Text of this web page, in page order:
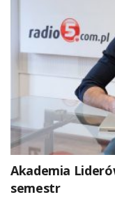
Akademia
semestr